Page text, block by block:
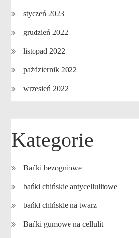
styczeń 2023
grudzień 2022
listopad 2022
październik 2022
wrzesień 2022
Kategorie
Bańki bezogniowe
bańki chińskie antycellulitowe
bańki chińskie na twarz
Bańki gumowe na cellulit